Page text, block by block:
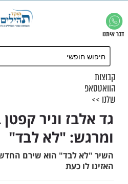
וניר קפטן
"לא לבד"